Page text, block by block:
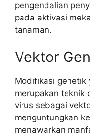
pengendalian
pada aktivasi
tanaman.
Vektor
Modifikasi genetik
merupakan teknik
virus sebagai
menguntungkan
menawarkan